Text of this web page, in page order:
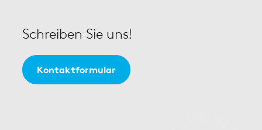
Schreiben Sie uns!
Kontaktformular